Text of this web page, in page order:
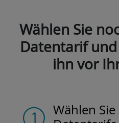
Wählen Sie
Datentarif
ihn vor
Wählen